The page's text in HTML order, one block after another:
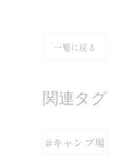
一覧に戻る
関連タグ
#キャンプ場